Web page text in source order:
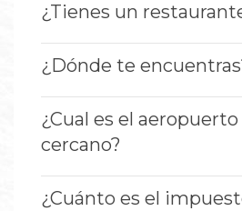
¿Tienes un
¿Dónde te
¿Cual es el
cercano?
¿Cuánto es el